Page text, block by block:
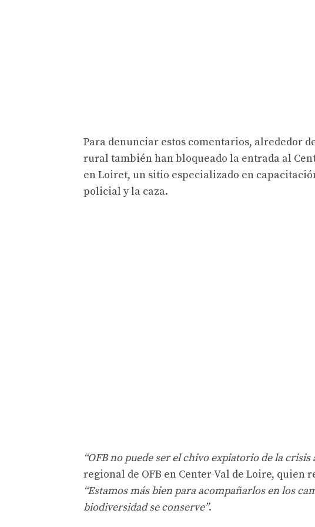
Para denunciar estos comentarios, alrededor
rural también han bloqueado la entrada al
en Loiret, un sitio especializado en
policial y la caza.
“OFB no puede ser el chivo expiatorio de la crisis
regional de OFB en Center-Val de Loire,
“Estamos más bien para acompañarlos en los
biodiversidad se conserve”.